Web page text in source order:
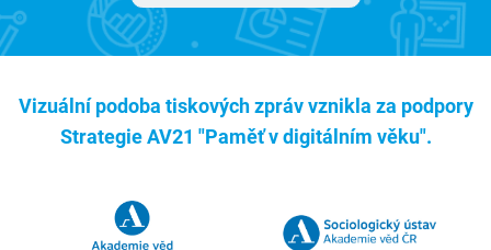
Vizuální podoba tiskových zpráv vznikla za podpory
Strategie AV21 "Paměť v digitálním věku".